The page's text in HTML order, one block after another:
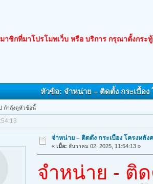
าชิกที่มาโปรโมทเว็บ หรือ บริการ กรุณาตั้งกระ
หัวข้อ: จำหน่าย – ติดตั้ง กระเบื้อง
กำลังดูหัวข้อนี้
จำหน่าย – ติดตั้ง กระเบื้อง โครงหลั
« เมื่อ: ธันวาคม 02, 2025, 11:54:13 »
จำหน่าย - ติด